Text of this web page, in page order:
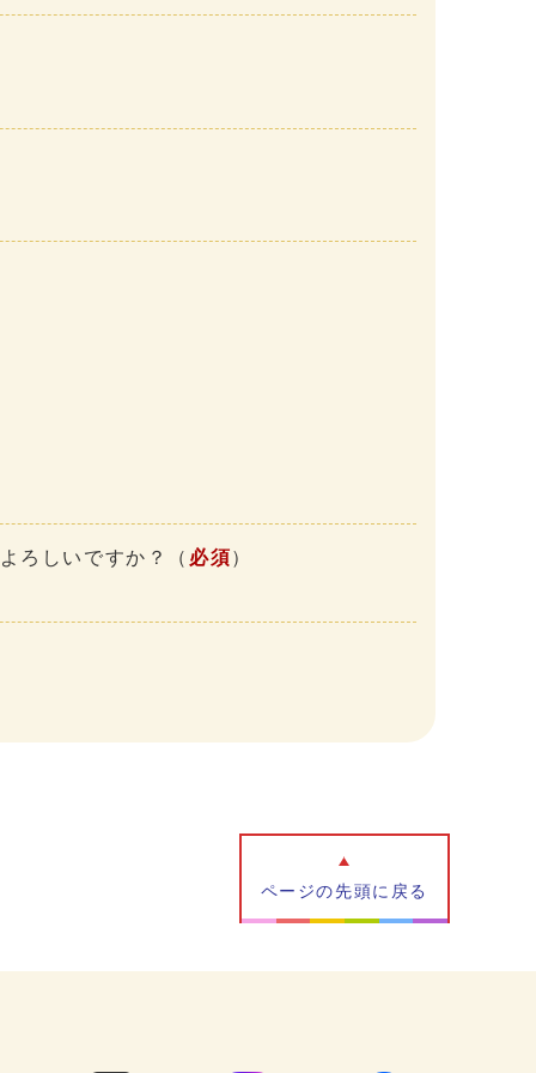
ろしいですか？ （ 必須）
ページの先頭に戻る